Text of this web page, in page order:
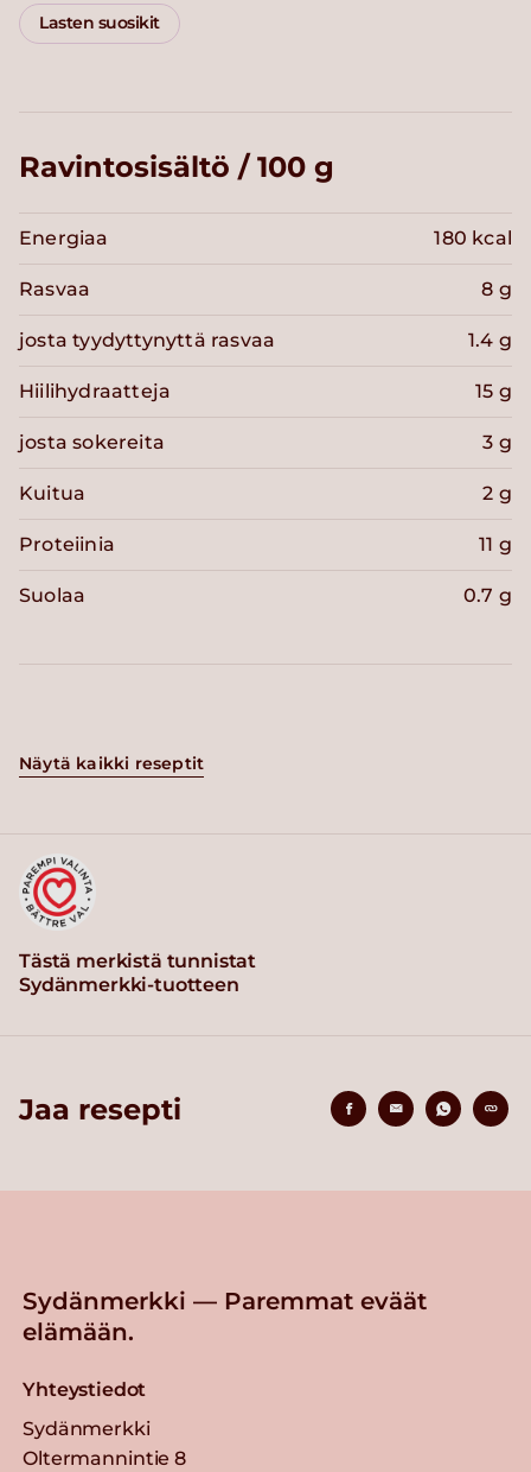
Lasten suosikit
Ravintosisältö / 100 g
Energiaa 180 kcal
Rasvaa 8 g
josta tyydyttynyttä rasvaa 1.4 g
Hiilihydraatteja 15 g
josta sokereita 3 g
Kuitua 2 g
Proteiinia 11 g
Suolaa 0.7 g
Näytä kaikki reseptit
Tästä merkistä tunnistat
Sydänmerkki-tuotteen
Jaa resepti
Sydänmerkki — Paremmat eväät
elämään.
Yhteystiedot
Sydänmerkki
Oltermannintie 8